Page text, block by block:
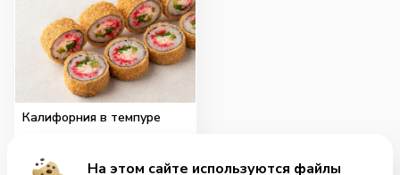
Калифорния в темпуре
На этом сайте используются файлы